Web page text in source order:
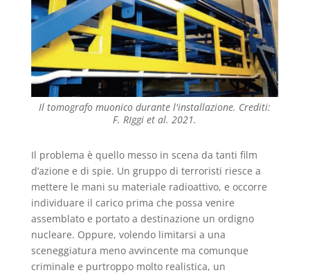
Il tomografo muonico durante l'installazione. Crediti:
F. RIggi et al. 2021.
Il problema è quello messo in scena da tanti film
d’azione e di spie. Un gruppo di terroristi riesce a
mettere le mani su materiale radioattivo, e occorre
individuare il carico prima che possa venire
assemblato e portato a destinazione un ordigno
nucleare. Oppure, volendo limitarsi a una
sceneggiatura meno avvincente ma comunque
criminale e purtroppo molto realistica, un